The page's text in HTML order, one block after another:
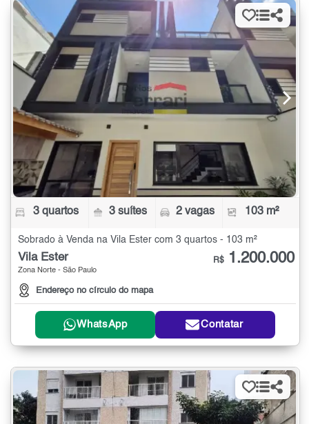
3 quartos 3 suítes 2 vagas 103 m²
Sobrado à Venda na Vila Ester com 3 quartos - 103 m²
Vila Ester
Zona Norte - São Paulo
Endereço no círculo do mapa
R$ 1.200.000
WhatsApp Contatar